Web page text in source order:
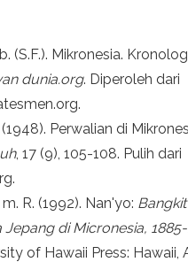
(S.F.). Mikronesia.
dunia.org. Diperoleh dari
Perwalian di
, 17 (9), 105-108. Pulih dari
R. (1992). Nan'yo:
di Micronesia, 1885-
of Hawaii Press: Hawaii,